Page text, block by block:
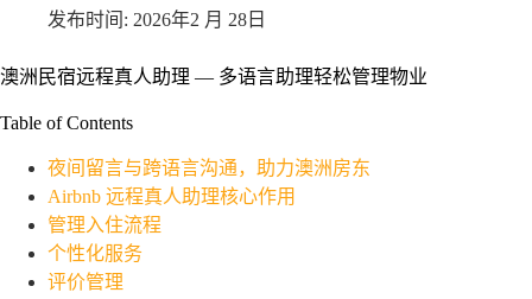
2026年2 月 28日
澳洲民宿远程真人助理 — 多语言助理轻松管理物业
Table of Contents
夜间留言与跨语言沟通，助力澳洲房东
Airbnb 远程真人助理核心作用
管理入住流程
个性化服务
评价管理